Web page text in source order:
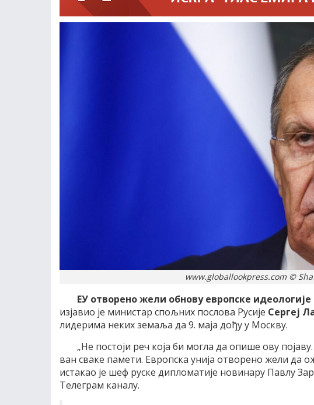
www.globallookpress.com ©
ЕУ отворено жели обнову европске
изјавио је министар спољних послова Русије Сергеј
лидерима неких земаља да 9. маја дођу у Москву.
„Не постоји реч која би могла да опише ову
ван сваке памети. Европска унија отворено жели да
истакао је шеф руске дипломатије новинару Павлу
Телеграм каналу.